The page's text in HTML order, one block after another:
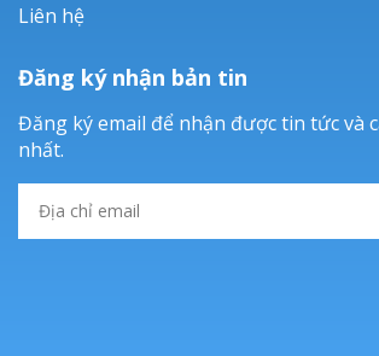
Liên hệ
Đăng ký nhận bản tin
Đăng ký email để nhận được tin tức và
nhất.